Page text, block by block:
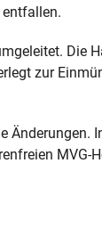
Die
zur
Änderungen.
MVG-